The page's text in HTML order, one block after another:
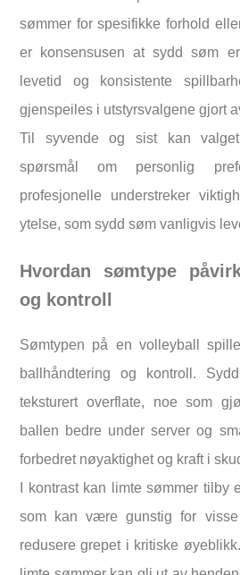
sømmer for spesifikke forhold
er konsensusen at sydd søm
levetid og konsistente
gjenspeiles i utstyrsvalgene gjort
Til syvende og sist kan
spørsmål om personlig
profesjonelle understreker
ytelse, som sydd søm vanligvis
Hvordan sømtype
og kontroll
Sømtypen på en volleyball
ballhåndtering og kontroll.
teksturert overflate, noe som
ballen bedre under server og
forbedret nøyaktighet og kraft i
I kontrast kan limte sømmer tilby
som kan være gunstig for
redusere grepet i kritiske